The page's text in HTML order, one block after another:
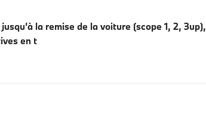
la remise de la voiture (scope 1, 2, 3up),
en t